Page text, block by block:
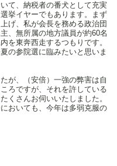
、納税者の番犬として充実
挙イヤーでもあります。まず
げ、私が会長を務める政治団
、無所属の地方議員が約60名
を東奔西走するつもりです。
の参院選に臨みたいと思いま
、（安倍）一強の弊害は自
ろですが、それを許している
くさんお伺いいたしました。
おいても、今年は多弱克服の